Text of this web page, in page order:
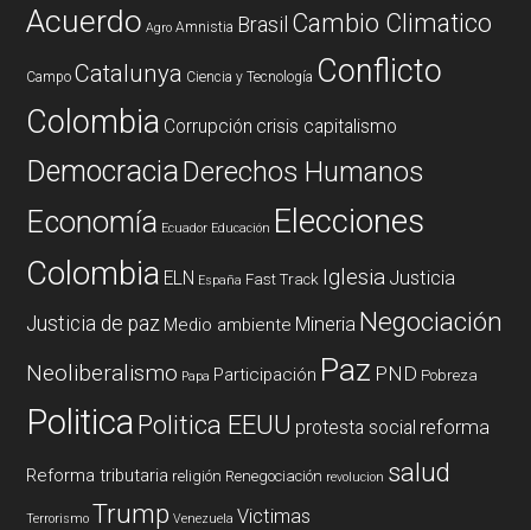
Acuerdo Agro Amnistia Brasil Cambio Climatico
Campo Catalunya Ciencia y Tecnología Conflicto
Colombia Corrupción crisis capitalismo
DemocraciaDerechos Humanos
Economía Ecuador Educación Elecciones
Colombia ELN España Fast Track Iglesia Justicia
Justicia de paz Medio ambiente Mineria Negociación
Neoliberalismo Papa Participación Paz PND Pobreza
PoliticaPolitica EEUU protesta social reforma
Reforma tributaria religión Renegociación revolucion salud
Terrorismo Trump Venezuela Victimas